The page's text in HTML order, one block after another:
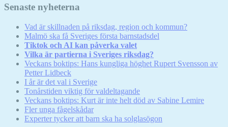
Senaste nyheterna
Vad är skillnaden på riksdag, region och kommun?
Malmö ska få Sveriges första barnstadsdel
Tiktok och AI kan påverka valet
Vilka är partierna i Sveriges riksdag?
Veckans boktips: Hans kungliga höghet Rupert Svensson av
Petter Lidbeck
I år är det val i Sverige
Tonårstiden viktig för valdeltagande
Veckans boktips: Kurt är inte helt död av Sabine Lemire
Fler unga fågelskådar
Experter tycker att barn ska ha solglasögon
funktionalitet
och
uppbyggnad,
baserat på
hur hemsidan
används.
Upplevelse
hemsida ska